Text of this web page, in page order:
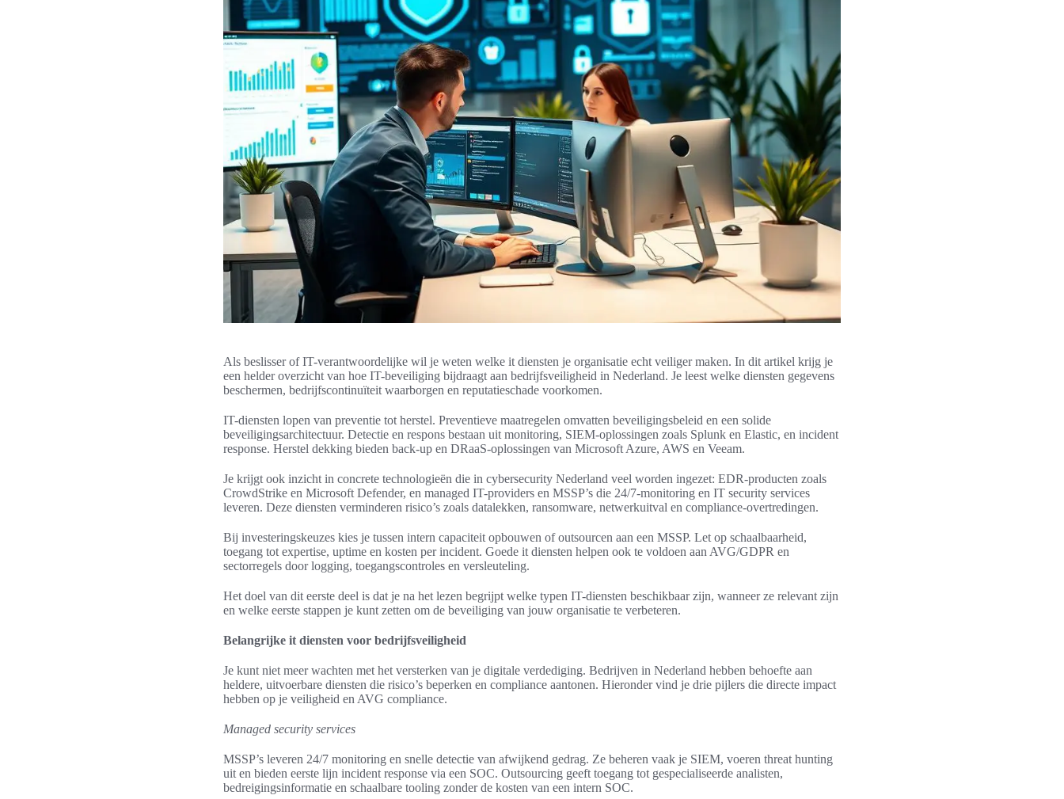
Als beslisser of IT-verantwoordelijke wil je weten welke it diensten je organisatie echt veiliger maken. In dit artikel krijg je
een helder overzicht van hoe IT-beveiliging bijdraagt aan bedrijfsveiligheid in Nederland. Je leest welke diensten gegevens
beschermen, bedrijfscontinuïteit waarborgen en reputatieschade voorkomen.
IT-diensten lopen van preventie tot herstel. Preventieve maatregelen omvatten beveiligingsbeleid en een solide
beveiligingsarchitectuur. Detectie en respons bestaan uit monitoring, SIEM-oplossingen zoals Splunk en Elastic, en incident
response. Herstel dekking bieden back-up en DRaaS-oplossingen van Microsoft Azure, AWS en Veeam.
Je krijgt ook inzicht in concrete technologieën die in cybersecurity Nederland veel worden ingezet: EDR-producten zoals
CrowdStrike en Microsoft Defender, en managed IT-providers en MSSP’s die 24/7-monitoring en IT security services
leveren. Deze diensten verminderen risico’s zoals datalekken, ransomware, netwerkuitval en compliance-overtredingen.
Bij investeringskeuzes kies je tussen intern capaciteit opbouwen of outsourcen aan een MSSP. Let op schaalbaarheid,
toegang tot expertise, uptime en kosten per incident. Goede it diensten helpen ook te voldoen aan AVG/GDPR en
sectorregels door logging, toegangscontroles en versleuteling.
Het doel van dit eerste deel is dat je na het lezen begrijpt welke typen IT-diensten beschikbaar zijn, wanneer ze relevant zijn
en welke eerste stappen je kunt zetten om de beveiliging van jouw organisatie te verbeteren.
Belangrijke it diensten voor bedrijfsveiligheid
Je kunt niet meer wachten met het versterken van je digitale verdediging. Bedrijven in Nederland hebben behoefte aan
heldere, uitvoerbare diensten die risico’s beperken en compliance aantonen. Hieronder vind je drie pijlers die directe impact
hebben op je veiligheid en AVG compliance.
Managed security services
MSSP’s leveren 24/7 monitoring en snelle detectie van afwijkend gedrag. Ze beheren vaak je SIEM, voeren threat hunting
uit en bieden eerste lijn incident response via een SOC. Outsourcing geeft toegang tot gespecialiseerde analisten,
bedreigingsinformatie en schaalbare tooling zonder de kosten van een intern SOC.